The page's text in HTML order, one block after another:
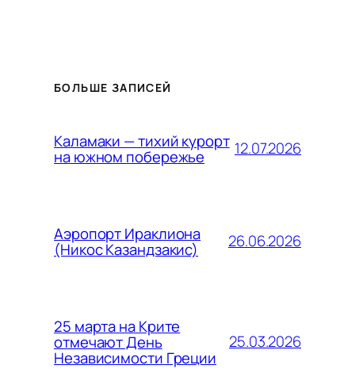
БОЛЬШЕ ЗАПИСЕЙ
Каламаки — тихий курорт
на южном побережье 12.07.2026
Аэропорт Ираклиона
(Никос Казандзакис) 26.06.2026
25 марта на Крите
отмечают День
Независимости Греции
25.03.2026